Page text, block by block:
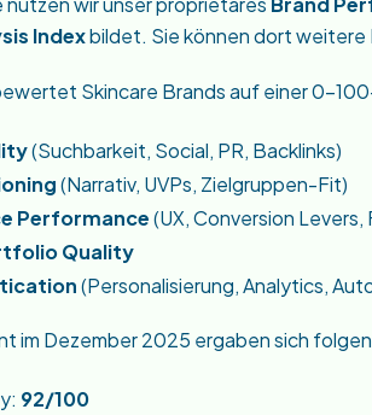
Indexbildet. Sie können dort weitere
Skincare Brands auf einer 0-
(Suchbarkeit, Social, PR, Backlinks)
(Narrativ, UVPs, Zielgruppen-Fit)
Performance(UX, Conversion
Quality
(Personalisierung, Analytics,
im Dezember 2025 ergaben sich
92/100